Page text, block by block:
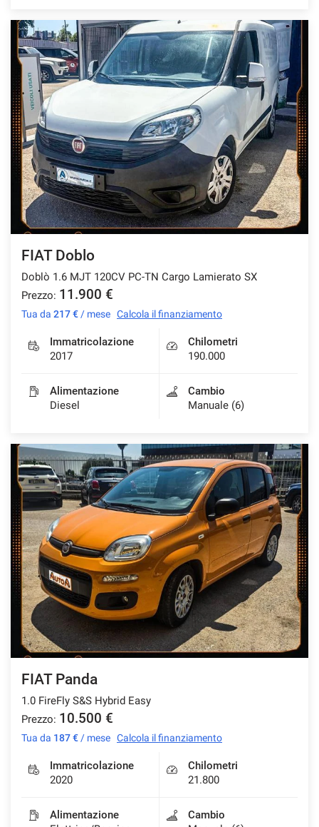
FIAT Doblo
Doblò 1.6 MJT 120CV PC-TN Cargo Lamierato SX
Prezzo: 11.900 €
Tua da 217 € / mese Calcola il finanziamento
Immatricolazione
2017
Chilometri
190.000
Alimentazione
Diesel
Cambio
Manuale (6)
FIAT Panda
1.0 FireFly S&S Hybrid Easy
Prezzo: 10.500 €
Tua da 187 € / mese Calcola il finanziamento
Immatricolazione
2020
Chilometri
21.800
Alimentazione
Cambio